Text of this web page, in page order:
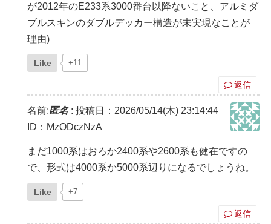
が2012年のE233系3000番台以降ないこと、アルミダ
ブルスキンのダブルデッカー構造が未実現なことが
理由)
Like +11
返信
名前:匿名: 投稿日：2026/05/14(木) 23:14:44
ID：MzODczNzA
まだ1000系はおろか2400系や2600系も健在ですの
で、形式は4000系か5000系辺りになるでしょうね。
Like +7
返信